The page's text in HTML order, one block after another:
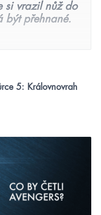
si vrazil nůž do
být přehnané.
5: Královnovrah